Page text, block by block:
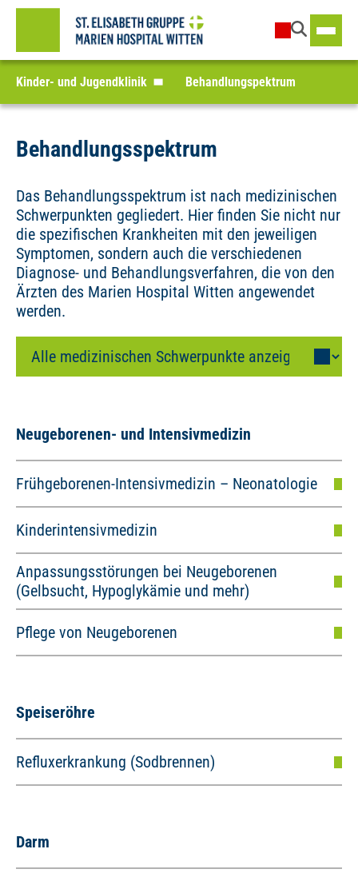
Kinder- und Jugendklinik Behandlungspektrum
Behandlungsspektrum
Das Behandlungsspektrum ist nach medizinischen
Schwerpunkten gegliedert. Hier finden Sie nicht nur
die spezifischen Krankheiten mit den jeweiligen
Symptomen, sondern auch die verschiedenen
Diagnose- und Behandlungsverfahren, die von den
Ärzten des Marien Hospital Witten angewendet
werden.
Neugeborenen- und Intensivmedizin
Frühgeborenen-Intensivmedizin – Neonatologie
Kinderintensivmedizin
Anpassungsstörungen bei Neugeborenen
(Gelbsucht, Hypoglykämie und mehr)
Pflege von Neugeborenen
Speiseröhre
Refluxerkrankung (Sodbrennen)
Darm